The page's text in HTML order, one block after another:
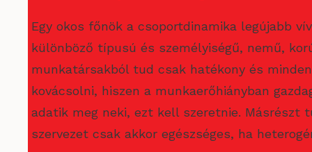
Egy okos főnök a csoportdinamika legújabb
különböző típusú és személyiségű, nemű,
munkatársakból tud csak hatékony és
kovácsolni, hiszen a munkaerőhiányban
adatik meg neki, ezt kell szeretnie. Másrészt
szervezet csak akkor egészséges, ha